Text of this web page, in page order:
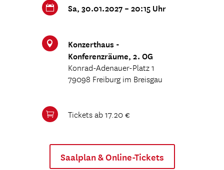
 Sa, 30.01.2027 – 20:15 Uhr

Konzerthaus -
Konferenzräume, 2. OG
Konrad-Adenauer-Platz 1
79098 Freiburg im Breisgau
 Tickets ab 17.20 €
Saalplan & Online-Tickets